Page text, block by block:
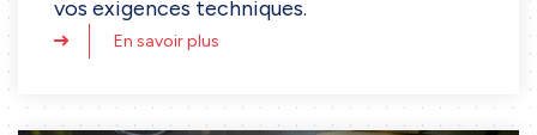
Impression 3D
Usinage
vos exigences techniques.
En savoir plus